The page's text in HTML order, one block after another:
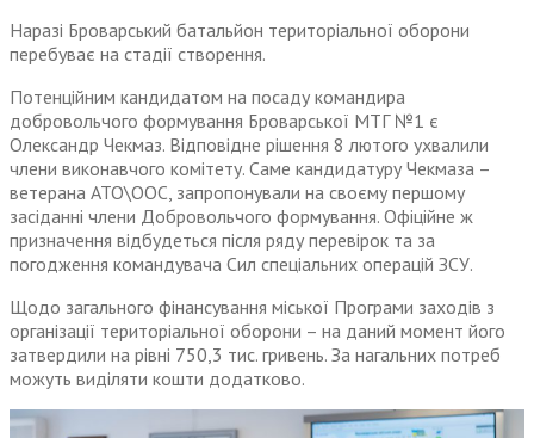
Наразі Броварський батальйон територіальної оборони
перебуває на стадії створення.
Потенційним кандидатом на посаду командира
добровольчого формування Броварської МТГ №1 є
Олександр Чекмаз. Відповідне рішення 8 лютого ухвалили
члени виконавчого комітету. Саме кандидатуру Чекмаза –
ветерана АТО\ООС, запропонували на своєму першому
засіданні члени Добровольчого формування. Офіційне ж
призначення відбудеться після ряду перевірок та за
погодження командувача Сил спеціальних операцій ЗСУ.
Щодо загального фінансування міської Програми заходів з
організації територіальної оборони – на даний момент його
затвердили на рівні 750,3 тис. гривень. За нагальних потреб
можуть виділяти кошти додатково.